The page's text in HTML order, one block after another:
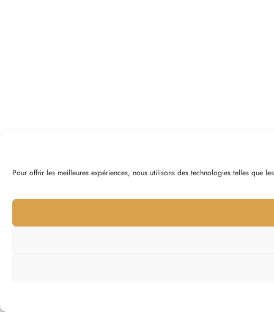
Pour offrir les meilleures expériences, nous utilisons des technologies telles que